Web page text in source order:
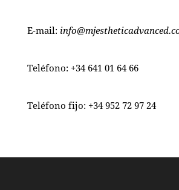
E-mail:
Teléfono: +34 641 01 64 66
Teléfono fijo: +34 952 72 97 24